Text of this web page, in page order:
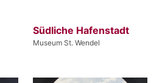
Südliche Hafenstadt
Museum St. Wendel